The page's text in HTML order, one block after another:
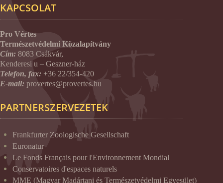
KAPCSOLAT
Pro Vértes
Természetvédelmi Közalapítvány
Cím: 8083 Csákvár,
Kenderesi u – Geszner-ház
Telefon, fax: +36 22/354-420
E-mail: provertes@provertes.hu
PARTNERSZERVEZETEK
Frankfurter Zoologische Gesellschaft
Euronatur
Le Fonds Français pour l'Environnement Mondial
Conservatoires d'espaces naturels
MME (Magyar Madártani és Természetvédelmi Egyesület)